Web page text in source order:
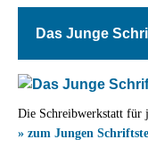
Das Junge
Die Schreibwerkstatt für
» zum Jungen